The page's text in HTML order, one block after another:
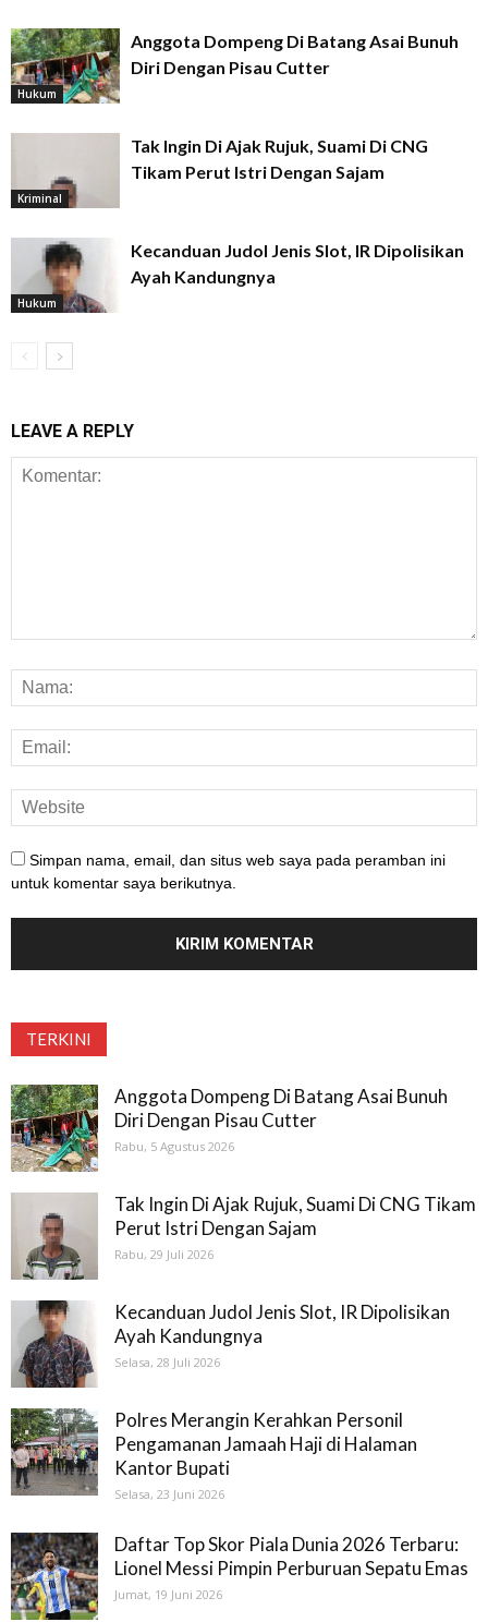
Hukum
Anggota Dompeng Di Batang Asai Bunuh
Diri Dengan Pisau Cutter
Kriminal
Tak Ingin Di Ajak Rujuk, Suami Di CNG
Tikam Perut Istri Dengan Sajam
Hukum
Kecanduan Judol Jenis Slot, IR Dipolisikan
Ayah Kandungnya
LEAVE A REPLY
Simpan nama, email, dan situs web saya pada peramban ini
untuk komentar saya berikutnya.
TERKINI
Anggota Dompeng Di Batang Asai Bunuh
Diri Dengan Pisau Cutter
Rabu, 5 Agustus 2026
Tak Ingin Di Ajak Rujuk, Suami Di CNG Tikam
Perut Istri Dengan Sajam
Rabu, 29 Juli 2026
Kecanduan Judol Jenis Slot, IR Dipolisikan
Ayah Kandungnya
Selasa, 28 Juli 2026
Polres Merangin Kerahkan Personil
Pengamanan Jamaah Haji di Halaman
Kantor Bupati
Selasa, 23 Juni 2026
Daftar Top Skor Piala Dunia 2026 Terbaru:
Lionel Messi Pimpin Perburuan Sepatu Emas
Jumat, 19 Juni 2026